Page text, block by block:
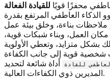
محفزًا قويًا للقيادة الفعالة
الذكاء العاطفي المرتفع بقدرة
بناءة، وخلق بيئة عمل
مكان العمل، وبناء شبكات قوية،
بشكل متزايد، وتعطي الأولوية
قوية إلى جانب الكفاءة
للقادة
أداة شائعة لتحديد
المديرين ذوي الكفاءات العالية.